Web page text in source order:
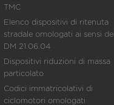
TMC
Elenco dispositivi di ritenuta
stradale omologati ai sensi del
DM 21.06.04
Dispositivi riduzioni di massa
particolato
Codici immatricolativi di
ciclomotori omologati